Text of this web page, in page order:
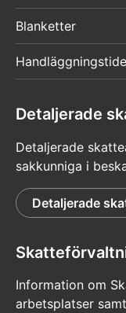
Blanketter
Detaljerade
Detaljerade
sakkunniga i
Detaljerade
Information om
arbetsplatser